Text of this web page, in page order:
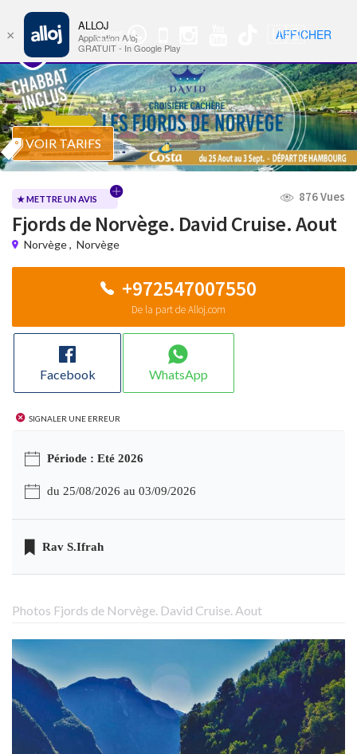
Groupe
WhatsApp
🇺🇸 Nav
VOIR TARIFS
★ METTRE UN AVIS 876 Vues
Fjords de Norvège. David Cruise. Aout
Norvège, Norvège
+972547007550
De la part de Alloj.com
Facebook WhatsApp
Signaler une erreur
Période : Eté 2026
du 25/08/2026 au 03/09/2026
Rav S.Ifrah
Photos Fjords de Norvège. David Cruise. Aout
×
ALLOJ
Application Alloj
GRATUIT - In Google Play
AFFICHER